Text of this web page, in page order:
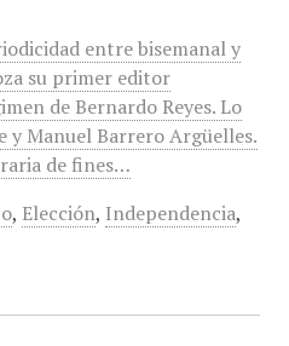
entre bisemanal y
su primer editor
de Bernardo Reyes. Lo
Manuel Barrero Argüelles.
de fines…
, Elección, Independencia,